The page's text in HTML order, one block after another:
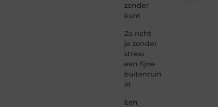
zonder
kunt
Zo richt
je zonder
stress
een fijne
buitenruimte
in
Een